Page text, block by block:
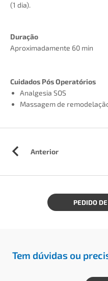
(1 dia).
Duração
Aproximadamente 60 min
Cuidados Pós Operatórios
Analgesia SOS
Massagem de
Anterior
PEDIDO
Tem dúvidas ou